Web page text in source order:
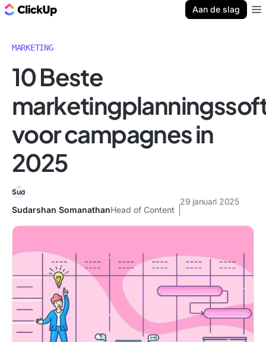
Aan de slag
MARKETING
10 Beste
voor campagnes in
2025
Sudarshan SomanathanHead of Content
29 januari 2025